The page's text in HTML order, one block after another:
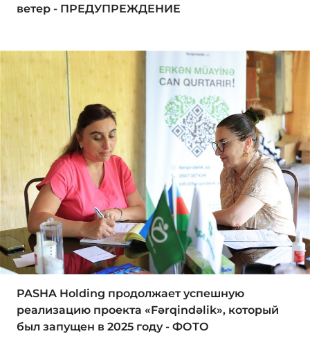
ветер - ПРЕДУПРЕЖДЕНИЕ
PASHA Holding продолжает успешную
реализацию проекта «Fərqindəlik», который
был запущен в 2025 году - ФОТО